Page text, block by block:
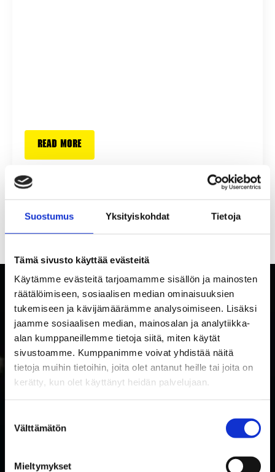
Suostumus Yksityiskohdat Tietoja
Tämä sivusto käyttää evästeitä
Käytämme evästeitä tarjoamamme sisällön ja mainosten
räätälöimiseen, sosiaalisen median ominaisuuksien
tukemiseen ja kävijämäärämme analysoimiseen. Lisäksi
jaamme sosiaalisen median, mainosalan ja analytiikka-
alan kumppaneillemme tietoja siitä, miten käytät
sivustoamme. Kumppanimme voivat yhdistää näitä
tietoja muihin tietoihin, joita olet antanut heille tai joita on
kerätty, kun olet käyttänyt heidän palvelujaan.
valinta
Välttämätön
Mieltymykset
Read more
TILAA RAKETTITUKUN UUTISKIRJE
Tilaa uutiskirje ja saat ensimmäisenä tietoa uutuuksista ja
Hyväksyn tietosuojaselosteen mukaisen tietojeni käytön. *